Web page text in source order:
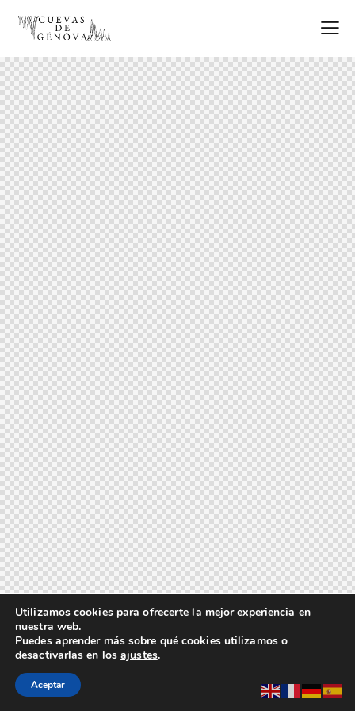
Utilizamos cookies para ofrecerte la mejor experiencia en
nuestra web.
Puedes aprender más sobre qué cookies utilizamos o
desactivarlas en losajustes.
Aceptar